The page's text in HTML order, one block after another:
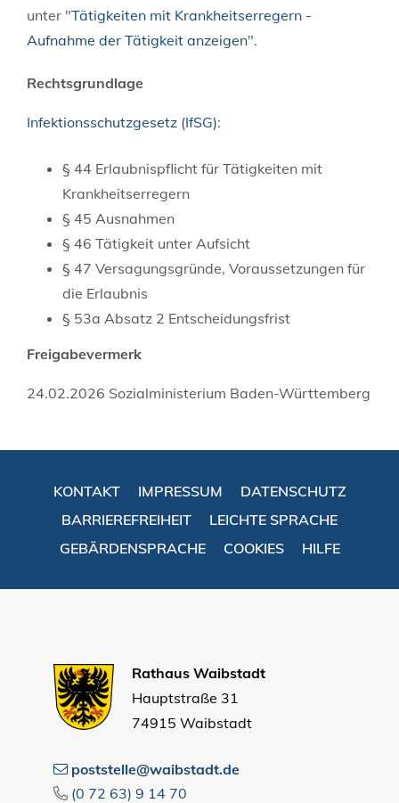
unter "Tätigkeiten mit Krankheitserregern -
Aufnahme der Tätigkeit anzeigen".
Rechtsgrundlage
Infektionsschutzgesetz (IfSG):
§ 44 Erlaubnispflicht für Tätigkeiten mit
Krankheitserregern
§ 45 Ausnahmen
§ 46 Tätigkeit unter Aufsicht
§ 47 Versagungsgründe, Voraussetzungen für
die Erlaubnis
§ 53a Absatz 2 Entscheidungsfrist
Freigabevermerk
24.02.2026 Sozialministerium Baden-Württemberg
KONTAKT IMPRESSUM
DATENSCHUTZ
BARRIEREFREIHEIT
LEICHTE SPRACHE
GEBÄRDENSPRACHE
COOKIES HILFE
Rathaus Waibstadt
Hauptstraße 31
74915 Waibstadt
poststelle@waibstadt.de
(0 72 63) 9 14 70